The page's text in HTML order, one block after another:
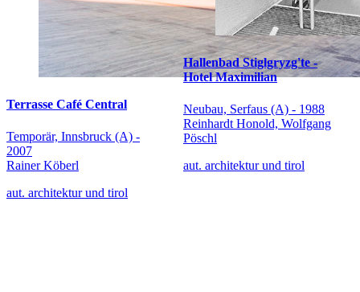
Terrasse Café Central
Temporär, Innsbruck (A) -
2007
Rainer Köberl
aut. architektur und tirol
Hallenbad Stiglgryzg'te -
Hotel Maximilian
Neubau, Serfaus (A) - 1988
Reinhardt Honold, Wolfgang
Pöschl
aut. architektur und tirol